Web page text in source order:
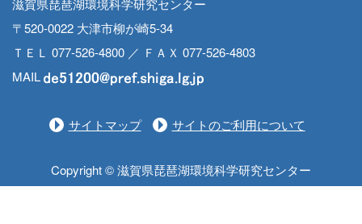
滋賀県琵琶湖環境科学研究センター
〒520-0022 大津市柳が崎5-34
ＴＥＬ 077-526-4800 ／ ＦＡＸ 077-526-4803
MAIL
サイトマップ サイトのご利用について
Copyright © 滋賀県琵琶湖環境科学研究センター